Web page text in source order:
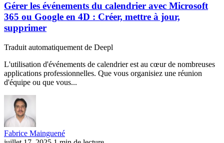
Gérer les événements du calendrier avec Microsoft
365 ou Google en 4D : Créer, mettre à jour,
supprimer
Traduit automatiquement de Deepl
L'utilisation d'événements de calendrier est au cœur de nombreuses
applications professionnelles. Que vous organisiez une réunion
d'équipe ou que vous...
Fabrice Mainguené